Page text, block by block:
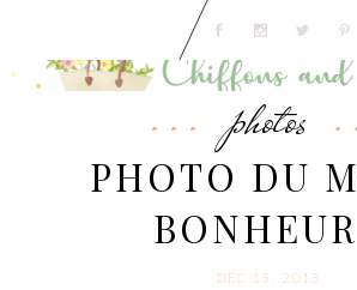
photos
PHOTO DU
DÉC 15. 2013